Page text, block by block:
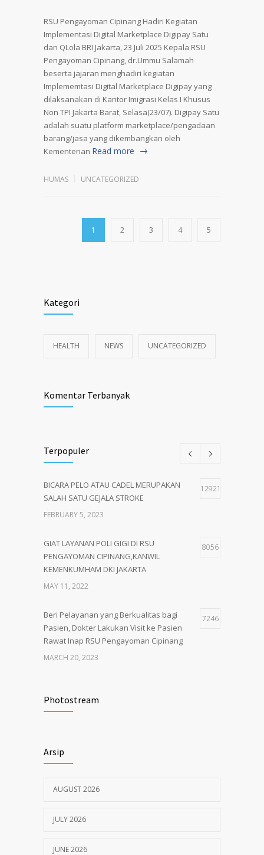
RSU Pengayoman Cipinang Hadiri Kegiatan
Implementasi Digital Marketplace Digipay Satu
dan QLola BRI Jakarta, 23 Juli 2025 Kepala RSU
Pengayoman Cipinang, dr.Ummu Salamah
beserta jajaran menghadiri kegiatan
Implememtasi Digital Marketplace Digipay yang
dilaksanakan di Kantor Imigrasi Kelas I Khusus
Non TPI Jakarta Barat, Selasa(23/07). Digipay Satu
adalah suatu platform marketplace/pengadaan
barang/jasa yang dikembangkan oleh
Kementerian Read more
HUMAS UNCATEGORIZED
1 2 3 4 5
Kategori
HEALTH NEWS UNCATEGORIZED
Komentar Terbanyak
Terpopuler
BICARA PELO ATAU CADEL MERUPAKAN
SALAH SATU GEJALA STROKE
12921
FEBRUARY 5, 2023
GIAT LAYANAN POLI GIGI DI RSU
PENGAYOMAN CIPINANG,KANWIL
KEMENKUMHAM DKI JAKARTA
8056
MAY 11, 2022
Beri Pelayanan yang Berkualitas bagi
Pasien, Dokter Lakukan Visit ke Pasien
Rawat Inap RSU Pengayoman Cipinang
7246
MARCH 20, 2023
RSU Pengayoman
Photostream
Arsip
AUGUST 2026
JULY 2026
JUNE 2026